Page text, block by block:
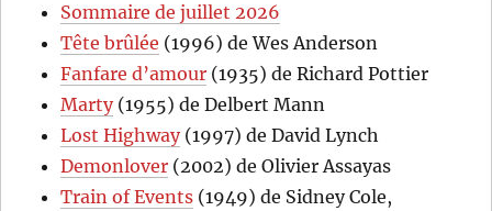
Sommaire de juillet 2026
Tête brûlée (1996) de Wes Anderson
Fanfare d’amour (1935) de Richard Pottier
Marty(1955) de Delbert Mann
Lost Highway(1997) de David Lynch
Demonlover (2002) de Olivier Assayas
Train of Events (1949) de Sidney Cole,